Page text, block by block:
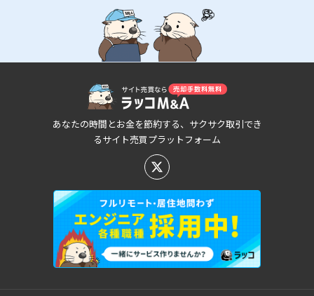
あなたの時間とお金を節約する、サクサク取引でき
るサイト売買プラットフォーム